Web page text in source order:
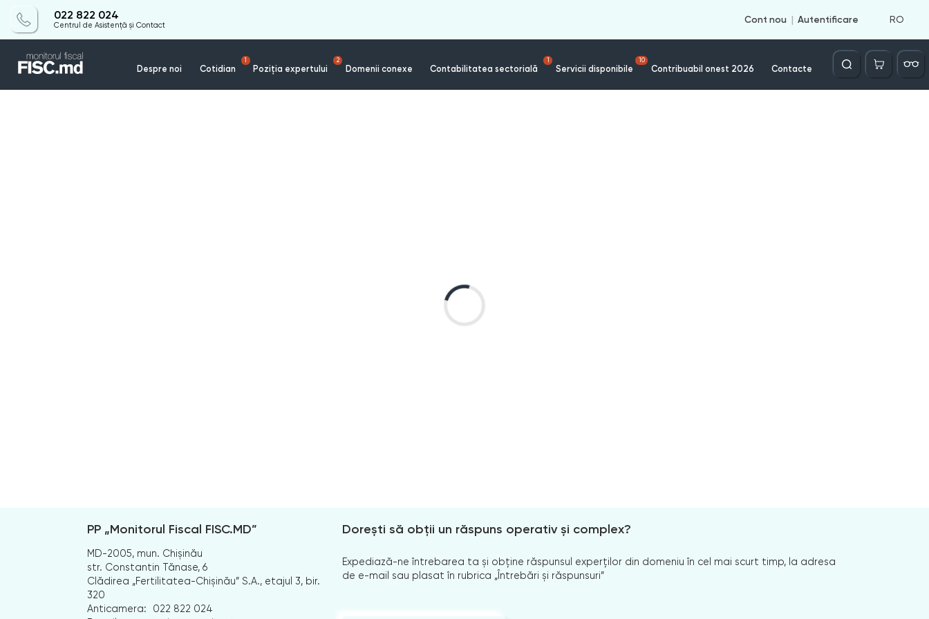
022 822 024
Centrul de Asistență și Contact
Cont nou Autentificare RO
Despre noi Cotidian
1
Poziția expertului
2
Domenii conexe Contabilitatea sectorială
1
Servicii disponibile
10
Contribuabil onest 2026 Contacte
Căutare
PP „Monitorul Fiscal FISC.MD”
MD-2005, mun. Chișinău
str. Constantin Tănase, 6
Clădirea „Fertilitatea-Chișinău” S.A., etajul 3, bir.
320
Anticamera:
022 822 024
Dorești să obții un răspuns operativ și complex?
Expediază-ne întrebarea ta și obține răspunsul experților din domeniu în cel mai scurt timp, la adresa
de e-mail sau plasat în rubrica „Întrebări și răspunsuri”